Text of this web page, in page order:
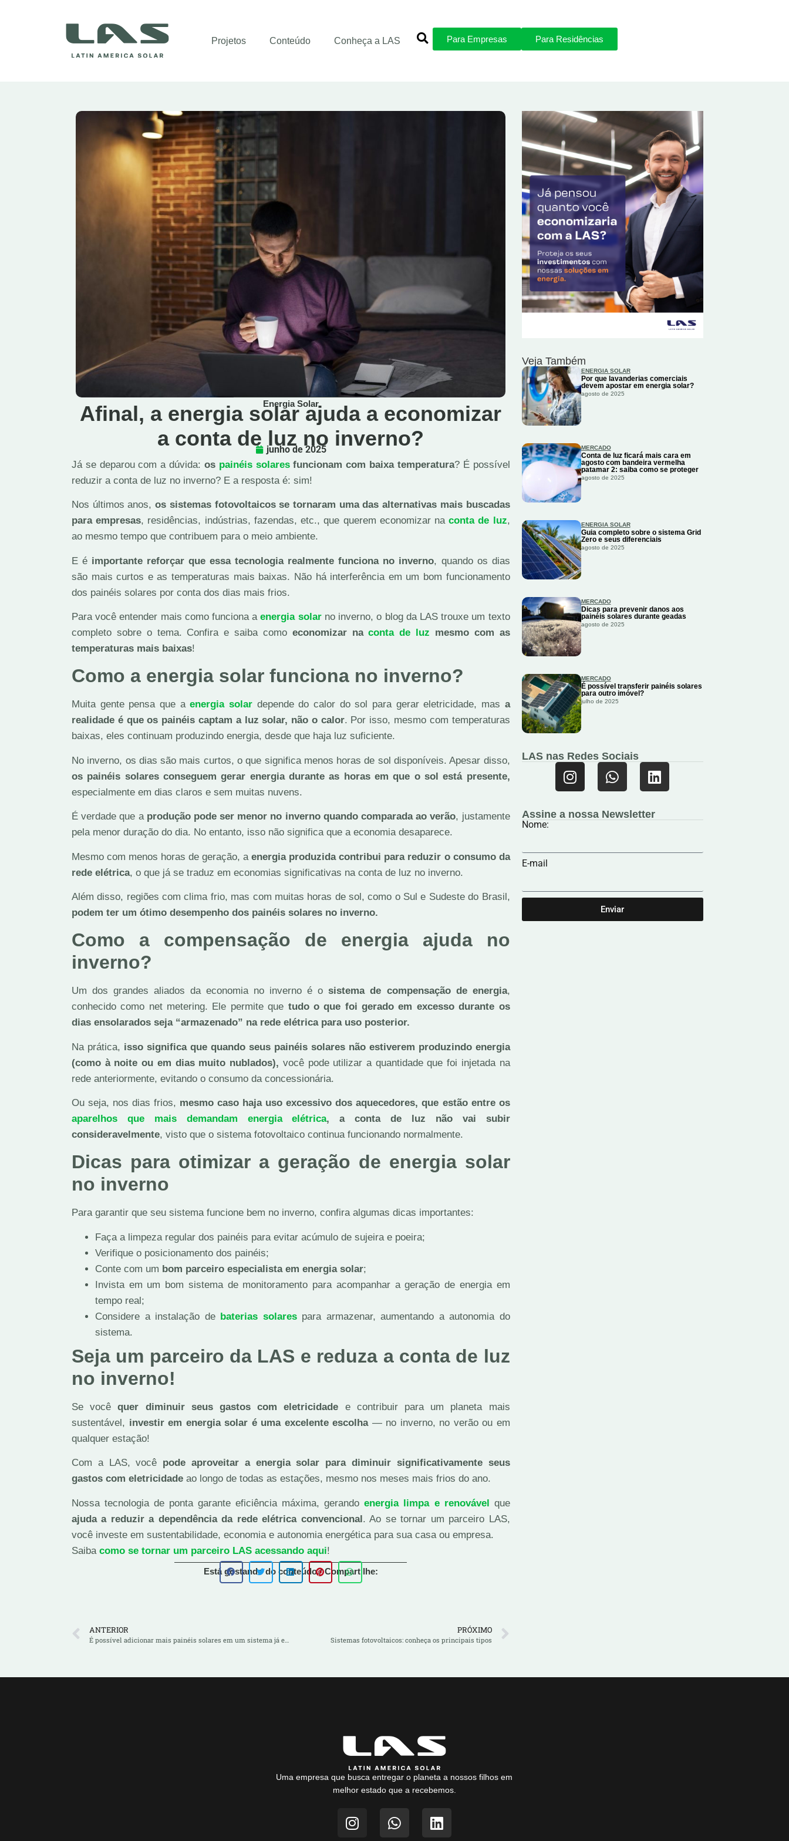
Projetos Conteúdo Conheça a LAS Para Empresas Para Residências
Energia Solar
Afinal, a energia solar ajuda a economizar
a conta de luz no inverno?
junho de 2025
Já se deparou com a dúvida: os painéis solaresfuncionam com baixa temperatura? É possível
reduzir a conta de luz no inverno? E a resposta é: sim!
Nos últimos anos,os sistemas fotovoltaicos se tornaram uma das alternativas mais buscadas
para empresas, residências, indústrias, fazendas, etc., que querem economizar naconta de luz,
ao mesmo tempo que contribuem para o meio ambiente.
E é importante reforçar que essa tecnologia realmente funciona no inverno, quando os dias
são mais curtos e as temperaturas mais baixas. Não há interferência em um bom funcionamento
dos painéis solares por conta dos dias mais frios.
Para você entender mais como funciona aenergia solarno inverno, o blog da LAS trouxe um texto
completo sobre o tema. Confira e saiba como economizar naconta de luz mesmo com as
temperaturas mais baixas!
Como a energia solar funciona no inverno?
Muita gente pensa que aenergia solardepende do calor do sol para gerar eletricidade, mas a
realidade é que os painéis captam a luz solar, não o calor. Por isso, mesmo com temperaturas
baixas, eles continuam produzindo energia, desde que haja luz suficiente.
No inverno, os dias são mais curtos, o que significa menos horas de sol disponíveis. Apesar disso,
os painéis solares conseguem gerar energia durante as horas em que o sol está presente,
especialmente em dias claros e sem muitas nuvens.
É verdade que a produção pode ser menor no inverno quando comparada ao verão, justamente
pela menor duração do dia. No entanto, isso não significa que a economia desaparece.
Mesmo com menos horas de geração, aenergia produzida contribui para reduzir o consumo da
rede elétrica, o que já se traduz em economias significativas na conta de luz no inverno.
Além disso, regiões com clima frio, mas com muitas horas de sol, como o Sul e Sudeste do Brasil,
podem ter um ótimo desempenho dos painéis solares no inverno.
Como a compensação de energia ajuda no
inverno?
Um dos grandes aliados da economia no inverno é osistema de compensação de energia,
conhecido como net metering. Ele permite que tudo o que foi gerado em excesso durante os
dias ensolarados seja “armazenado” na rede elétrica para uso posterior.
Na prática, isso significa que quando seus painéis solares não estiverem produzindo energia
(como à noite ou em dias muito nublados), você pode utilizar a quantidade que foi injetada na
rede anteriormente, evitando o consumo da concessionária.
Ou seja, nos dias frios, mesmo caso haja uso excessivo dos aquecedores, que estão entre os
aparelhos que mais demandam energia elétrica, a conta de luz não vai subir
consideravelmente, visto que o sistema fotovoltaico continua funcionando normalmente.
Dicas para otimizar a geração de energia solar
no inverno
Para garantir que seu sistema funcione bem no inverno, confira algumas dicas importantes:
Faça a limpeza regular dos painéis para evitar acúmulo de sujeira e poeira;
Verifique o posicionamento dos painéis;
Conte com um bom parceiro especialista em energia solar;
Invista em um bom sistema de monitoramento para acompanhar a geração de energia em
tempo real;
Considere a instalação de baterias solarespara armazenar, aumentando a autonomia do
sistema.
Seja um parceiro da LAS e reduza a conta de luz
no inverno!
Se vocêquer diminuir seus gastos com eletricidade e contribuir para um planeta mais
sustentável, investir em energia solar é uma excelente escolha — no inverno, no verão ou em
qualquer estação!
Com a LAS, você pode aproveitar a energia solar para diminuir significativamente seus
gastos com eletricidade ao longo de todas as estações, mesmo nos meses mais frios do ano.
Nossa tecnologia de ponta garante eficiência máxima, gerandoenergia limpa e renovável que
ajuda a reduzir a dependência da rede elétrica convencional. Ao se tornar um parceiro LAS,
você investe em sustentabilidade, economia e autonomia energética para sua casa ou empresa.
Saiba como se tornar um parceiro LAS acessando aqui!
Está gostando do conteúdo? Compartilhe:
ANTERIOR
É possível adicionar mais painéis solares em um sistema já existente?
PRÓXIMO
Sistemas fotovoltaicos: conheça os principais tipos
Veja Também
ENERGIA SOLAR
Por que lavanderias comerciais
devem apostar em energia solar?
agosto de 2025
MERCADO
Conta de luz ficará mais cara em
agosto com bandeira vermelha
patamar 2: saiba como se proteger
agosto de 2025
ENERGIA SOLAR
Guia completo sobre o sistema Grid
Zero e seus diferenciais
agosto de 2025
MERCADO
Dicas para prevenir danos aos
painéis solares durante geadas
agosto de 2025
MERCADO
É possível transferir painéis solares
para outro imóvel?
julho de 2025
LAS nas Redes Sociais
Assine a nossa Newsletter
Nome:
E-mail
Enviar
Uma empresa que busca entregar o planeta a nossos filhos em
melhor estado que a recebemos.